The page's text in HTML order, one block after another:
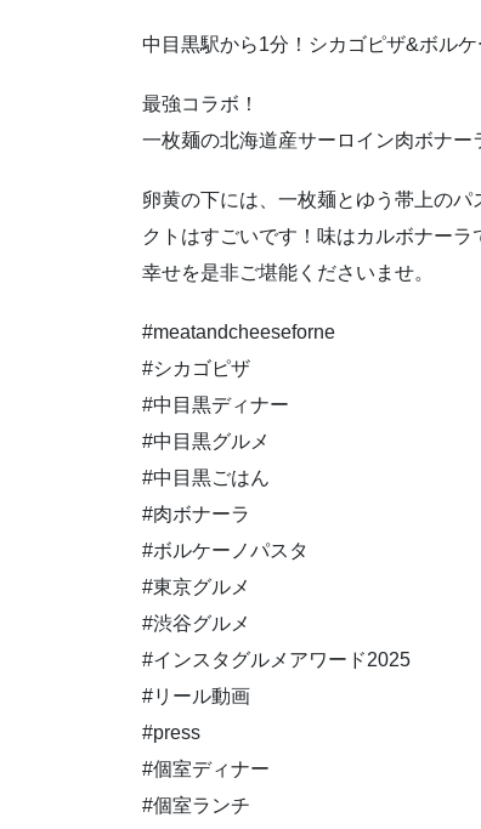
中目黒駅から1分！シカゴピザ&ボル
最強コラボ！
一枚麺の北海道産サーロイン肉ボナー
卵黄の下には、一枚麺とゆう帯上の
クトはすごいです！味はカルボナー
幸せを是非ご堪能くださいませ。
#meatandcheeseforne
#シカゴピザ
#中目黒ディナー
#中目黒グルメ
#中目黒ごはん
#肉ボナーラ
#ボルケーノパスタ
#東京グルメ
#渋谷グルメ
#インスタグルメアワード2025
#リール動画
#press
#個室ディナー
#個室ランチ